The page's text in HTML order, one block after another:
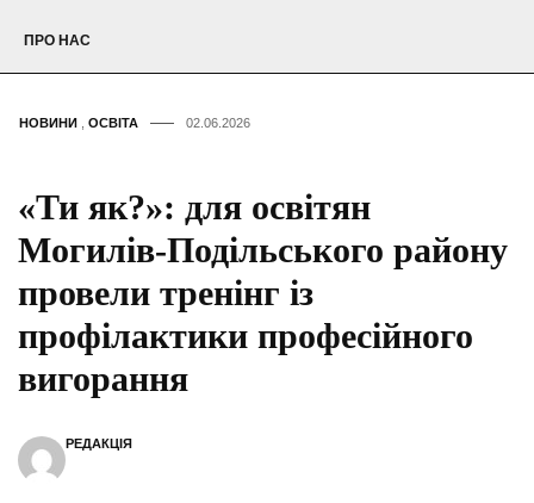
ПРО НАС
НОВИНИ ОСВІТА 02.06.2026
«Ти як?»: для освітян
Могилів-Подільського району
провели тренінг із
профілактики професійного
вигорання
РЕДАКЦІЯ